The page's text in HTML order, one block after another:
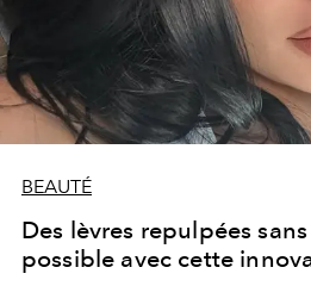
BEAUTÉ
Des lèvres repulpées
possible avec cette